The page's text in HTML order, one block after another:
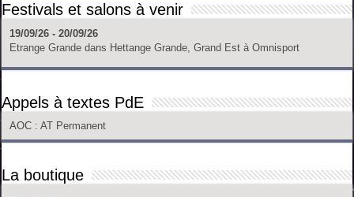
Festivals et salons à venir
19/09/26 - 20/09/26
Etrange Grande dans Hettange Grande, Grand Est à Omnisport
Appels à textes PdE
AOC : AT Permanent
La boutique